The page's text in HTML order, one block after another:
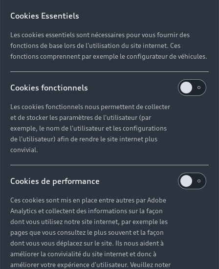
Nouvelle Audi S6 Sportback e-
tron
Jusqu’à 667 km d’autonomie
Découvrir
Réserver un essai
Cookies Essentiels
Les cookies essentiels sont nécessaires pour vous fournir des
fonctions de base lors de l'utilisation du site internet. Ces
fonctions comprennent par exemple le configurateur de véhicules.
Cookies fonctionnels
Les cookies fonctionnels nous permettent de collecter
et de stocker les paramètres de l'utilisateur (par
exemple, le nom de l'utilisateur et les configurations
de l'utilisateur) afin de rendre le site internet plus
convivial.
Cookies de performance
Ces cookies sont mis en place entre autres par Adobe
Analytics et collectent des informations sur la façon
dont vous utilisez notre site internet, par exemple les
pages que vous consultez le plus souvent et la façon
dont vous vous déplacez sur le site. Ils nous aident à
améliorer la convivialité du site internet et donc à
améliorer votre expérience d'utilisateur. Veuillez noter